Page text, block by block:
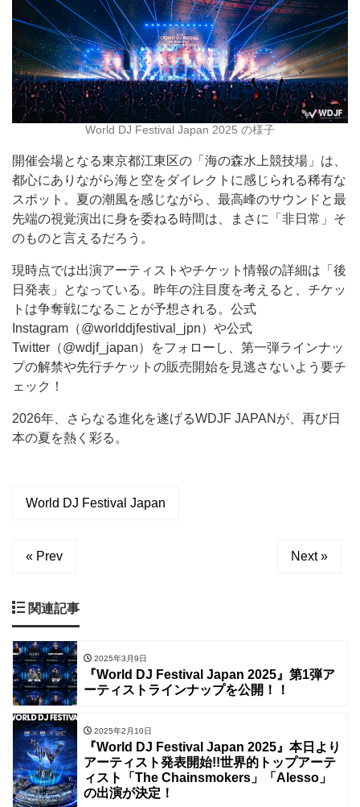
World DJ Festival Japan 2025 の様子
開催会場となる東京都江東区の「海の森水上競技場」は、
都心にありながら海と空をダイレクトに感じられる稀有な
スポット。夏の潮風を感じながら、最高峰のサウンドと最
先端の視覚演出に身を委ねる時間は、まさに「非日常」そ
のものと言えるだろう。
現時点では出演アーティストやチケット情報の詳細は「後
日発表」となっている。昨年の注目度を考えると、チケッ
トは争奪戦になることが予想される。公式
Instagram（@worlddjfestival_jpn）や公式
Twitter（@wdjf_japan）をフォローし、第一弾ラインナッ
プの解禁や先行チケットの販売開始を見逃さないよう要チ
ェック！
2026年、さらなる進化を遂げるWDJF JAPANが、再び日
本の夏を熱く彩る。
World DJ Festival Japan
« Prev Next »
関連記事
2025年3月9日
『World DJ Festival Japan 2025』第1弾ア
ーティストラインナップを公開！！
2025年2月10日
『World DJ Festival Japan 2025』本日より
アーティスト発表開始!!世界的トップアーテ
ィスト「The Chainsmokers」「Alesso」
の出演が決定！